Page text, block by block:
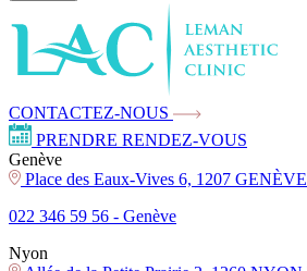
CONTACTEZ-NOUS
PRENDRE RENDEZ-VOUS
Genève
Place des Eaux-Vives 6, 1207 GENÈVE
022 346 59 56 - Genève
Nyon